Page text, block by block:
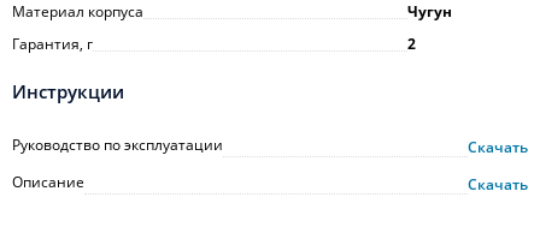
Материал корпуса
Чугун
Гарантия, г
2
Инструкции
Руководство по эксплуатации
Скачать
Описание
Скачать